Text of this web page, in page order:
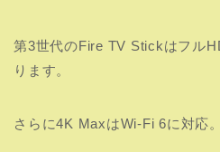
第3世代のFire TV Stickはフル
ります。
さらに4K MaxはWi-Fi 6に対応。